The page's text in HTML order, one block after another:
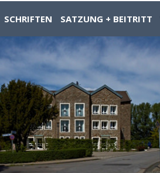
SCHRIFTEN SATZUNG + BEITRITT